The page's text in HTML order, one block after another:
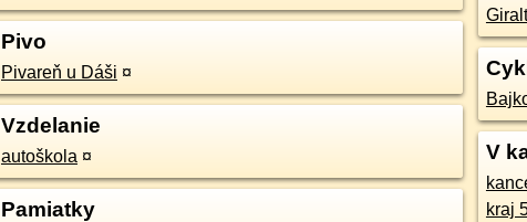
Pivo
Pivareň u Dáši ¤
Vzdelanie
autoškola ¤
Pamiatky
V
kraj